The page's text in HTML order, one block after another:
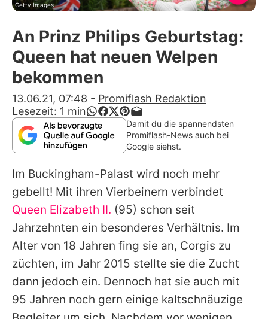
Promiflash Exklusiv
Alle Themen auf Promiflash
App runterladen
Team
Redaktionelle Richtlinien
Impressum
Datenschutzerklärung
Nutzungsbedingungen
Utiq verwalten
Getty Images
An Prinz Philips Geburtstag:
Queen hat neuen Welpen
bekommen
13.06.21, 07:48 - Promiflash Redaktion
Lesezeit: 1 min
Damit du die spannendsten
Promiflash-News auch bei
Google siehst.
Im Buckingham-Palast wird noch mehr
gebellt! Mit ihren Vierbeinern verbindet
Queen Elizabeth II. (95) schon seit
Jahrzehnten ein besonderes Verhältnis. Im
Alter von 18 Jahren fing sie an, Corgis zu
züchten, im Jahr 2015 stellte sie die Zucht
dann jedoch ein. Dennoch hat sie auch mit
95 Jahren noch gern einige kaltschnäuzige